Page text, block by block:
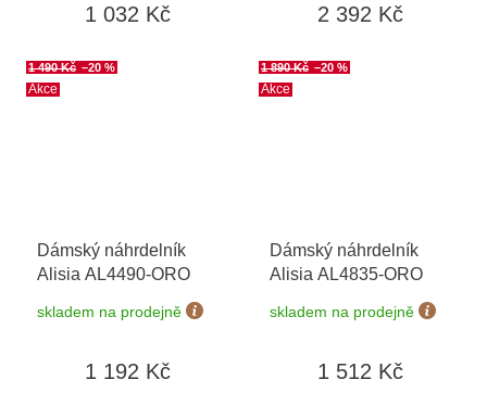
1 032 Kč 2 392 Kč
Akce
1 490 Kč –20 %
Dámský náhrdelník
Alisia AL4490-ORO
skladem na prodejně
1 192 Kč
Akce
1 890 Kč –20 %
Dámský náhrdelník
Alisia AL4835-ORO
skladem na prodejně
1 512 Kč